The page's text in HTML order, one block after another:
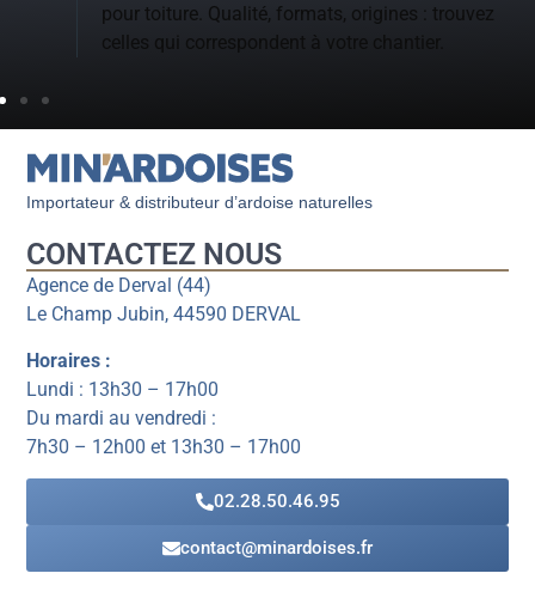
recevez rapidement votre devis au meilleur prix.
Notre équipe vous accompagne.
Importateur & distributeur d’ardoise naturelles
CONTACTEZ NOUS
Agence de Derval (44)
Le Champ Jubin, 44590 DERVAL
Horaires :
Lundi : 13h30 – 17h00
Du mardi au vendredi :
7h30 – 12h00 et 13h30 – 17h00
02.28.50.46.95
contact@minardoises.fr